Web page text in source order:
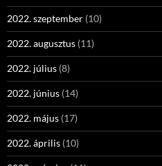
2022. szeptember (10)
2022. augusztus (11)
2022. július (8)
2022. június (14)
2022. május (17)
2022. április (10)